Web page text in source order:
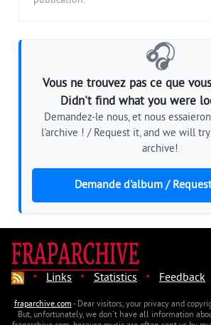
🎧
Vous ne trouvez pas ce que
Didn't find what you were
Demandez-le nous, et nous
l'archive ! / Request it, and we will
archive!
Demande d'album /
· Links · Statistics · Feedback
fraparchive.com- Dear visitors, your privacy and
But, unfortunately, we don't have all information